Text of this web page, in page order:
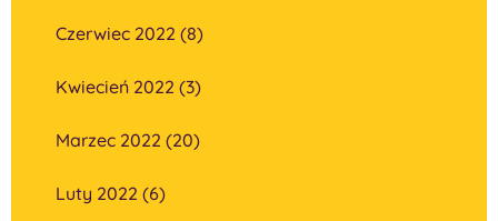
Czerwiec 2022 (8)
Kwiecień 2022 (3)
Marzec 2022 (20)
Luty 2022 (6)